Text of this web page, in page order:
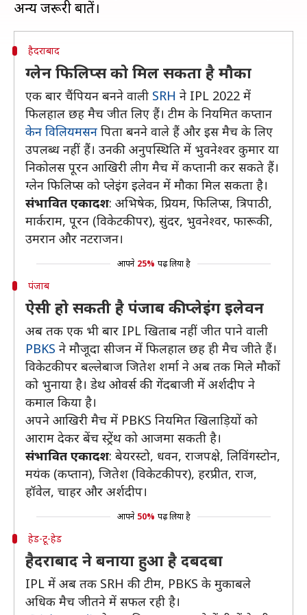
हैदराबाद
ग्लेन फिलिप्स को मिल सकता है मौका
एक बार चैंपियन बनने वाली SRH ने IPL 2022 में
फिलहाल छह मैच जीत लिए हैं। टीम के नियमित कप्तान
केन विलियमसन पिता बनने वाले हैं और इस मैच के लिए
उपलब्ध नहीं हैं। उनकी अनुपस्थिति में भुवनेश्वर कुमार या
निकोलस पूरन आखिरी लीग मैच में कप्तानी कर सकते हैं।
ग्लेन फिलिप्स को प्लेइंग इलेवन में मौका मिल सकता है।
संभावित एकादश: अभिषेक, प्रियम, फिलिप्स, त्रिपाठी,
मार्कराम, पूरन (विकेटकीपर), सुंदर, भुवनेश्वर, फारूकी,
उमरान और नटराजन।
आपने 25% पढ़ लिया है
पंजाब
ऐसी हो सकती है पंजाब की प्लेइंग इलेवन
अब तक एक भी बार IPL खिताब नहीं जीत पाने वाली
PBKS ने मौजूदा सीजन में फिलहाल छह ही मैच जीते हैं।
विकेटकीपर बल्लेबाज जितेश शर्मा ने अब तक मिले मौकों
को भुनाया है। डेथ ओवर्स की गेंदबाजी में अर्शदीप ने
कमाल किया है।
अपने आखिरी मैच में PBKS नियमित खिलाड़ियों को
आराम देकर बेंच स्ट्रेंथ को आजमा सकती है।
संभावित एकादश: बेयरस्टो, धवन, राजपक्षे, लिविंगस्टोन,
मयंक (कप्तान), जितेश (विकेटकीपर), हरप्रीत, राज,
हॉवेल, चाहर और अर्शदीप।
आपने 50% पढ़ लिया है
हेड-टू-हेड
हैदराबाद ने बनाया हुआ है दबदबा
IPL में अब तक SRH की टीम, PBKS के मुकाबले
अधिक मैच जीतने में सफल रही है।